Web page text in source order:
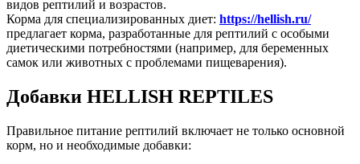
видов рептилий и возрастов.
Корма для специализированных диет: https://hellish.ru/
предлагает корма, разработанные для рептилий с особыми
диетическими потребностями (например, для беременных
самок или животных с проблемами пищеварения).
Добавки HELLISH REPTILES
Правильное питание рептилий включает не только основной
корм, но и необходимые добавки: